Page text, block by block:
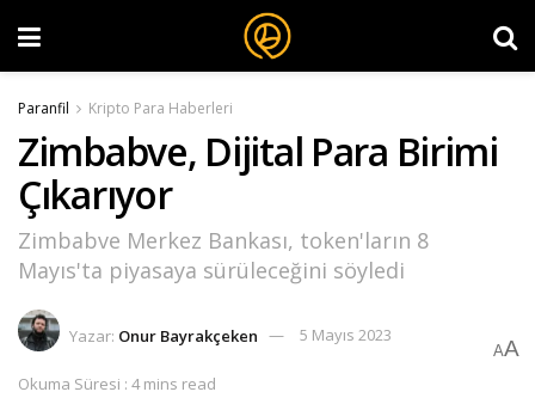
Paranfil Kripto Para Haberleri
Zimbabve, Dijital Para Birimi
Çıkarıyor
Zimbabve Merkez Bankası, token'ların 8
Mayıs'ta piyasaya sürüleceğini söyledi
Yazar: Onur Bayrakçeken 5 Mayıs 2023
Okuma Süresi : 4 mins read
AA